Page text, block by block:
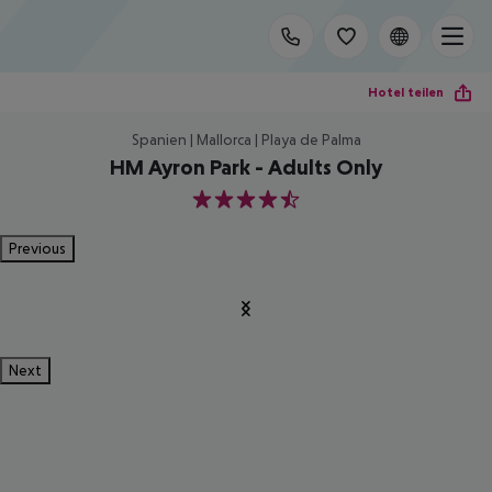
Hotel teilen
Spanien | Mallorca | Playa de Palma
HM Ayron Park - Adults Only
4.5
Previous
Next